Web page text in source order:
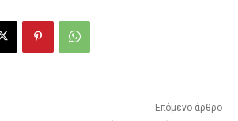
Επόμενο άρθρο